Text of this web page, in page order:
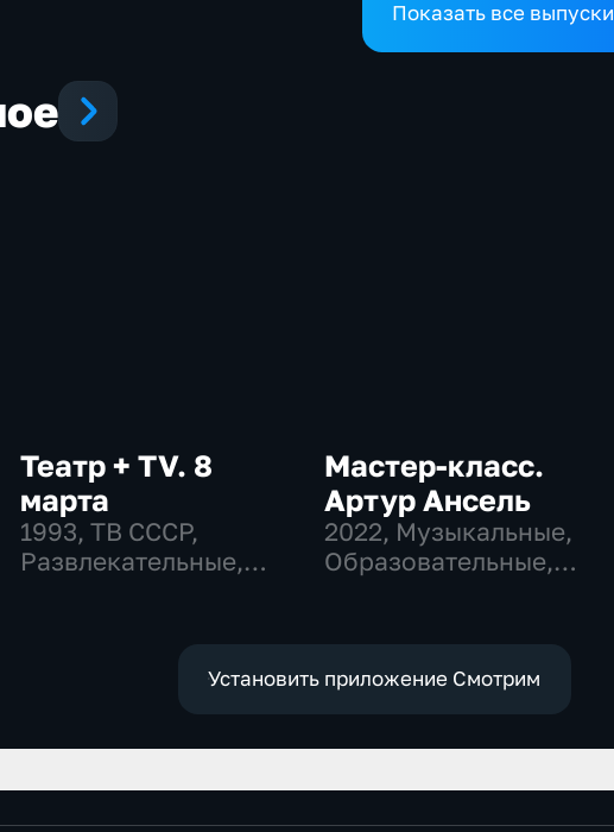
Показать все выпуски
Театр + TV. 8
марта
1993, ТВ СССР,
Развлекательные,
Мастер-класс.
Артур Ансель
2022, Музыкальные,
Образовательные,
Установить приложение Смотрим